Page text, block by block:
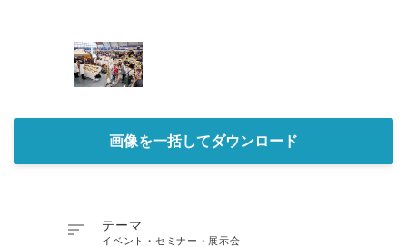
画像を一括してダウンロード
 テーマ
イベント・セミナー・展示会